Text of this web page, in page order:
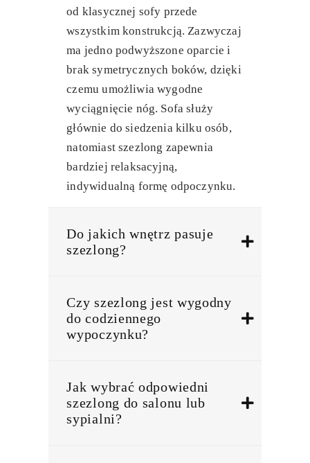
od klasycznej sofy przede
wszystkim konstrukcją. Zazwyczaj
ma jedno podwyższone oparcie i
brak symetrycznych boków, dzięki
czemu umożliwia wygodne
wyciągnięcie nóg. Sofa służy
głównie do siedzenia kilku osób,
natomiast szezlong zapewnia
bardziej relaksacyjną,
indywidualną formę odpoczynku.
Do jakich wnętrz pasuje
szezlong?
Czy szezlong jest wygodny
do codziennego
wypoczynku?
Jak wybrać odpowiedni
szezlong do salonu lub
sypialni?